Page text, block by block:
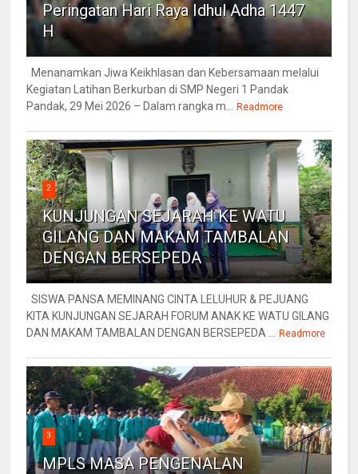
Peringatan Hari Raya Idhul Adha 1447
H
Menanamkan Jiwa Keikhlasan dan Kebersamaan melalui
Kegiatan Latihan Berkurban di SMP Negeri 1 Pandak
Pandak, 29 Mei 2026 – Dalam rangka m...
Readmore
2
KUNJUNGAN SEJARAH KE WATU
GILANG DAN MAKAM TAMBALAN
DENGAN BERSEPEDA
SISWA PANSA MEMINANG CINTA LELUHUR & PEJUANG
KITA KUNJUNGAN SEJARAH FORUM ANAK KE WATU GILANG
DAN MAKAM TAMBALAN DENGAN BERSEPEDA ...
Readmore
3
MPLS MASA PENGENALAN